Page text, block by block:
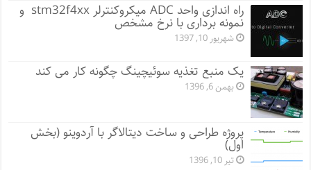
راه اندازی واحد ADC میکروکنترلر stm32f4xx و
نمونه برداری با نرخ مشخص
شهریور 10, 1397
یک منبع تغذیه سوئیچینگ چگونه کار می کند
بهمن 6, 1396
پروژه طراحی و ساخت دیتالاگر با آردوینو (بخش
اول)
تیر 10, 1396